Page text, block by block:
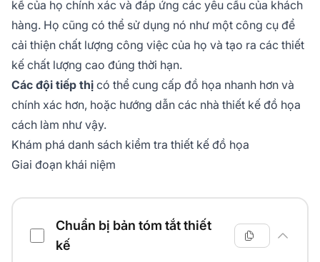
kế của họ chính xác và đáp ứng các yêu cầu của khách
hàng. Họ cũng có thể sử dụng nó như một công cụ để
cải thiện chất lượng công việc của họ và tạo ra các thiết
kế chất lượng cao đúng thời hạn.
Các đội tiếp thị có thể cung cấp đồ họa nhanh hơn và
chính xác hơn, hoặc hướng dẫn các nhà thiết kế đồ họa
cách làm như vậy.
Khám phá danh sách kiểm tra thiết kế đồ họa
Giai đoạn khái niệm
Danh sách kiểm tra thiết kế đồ họa
Chuẩn bị bản tóm tắt thiết
kế